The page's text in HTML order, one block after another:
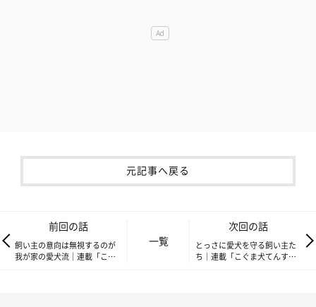
元記事へ戻る
前回の話
飼い主の意向は無視するのが
我が家の愛犬流｜連載「こぐ
一覧
次回の話
とっさに愛犬を守る飼い主た
ち｜連載「こぐま犬てんす